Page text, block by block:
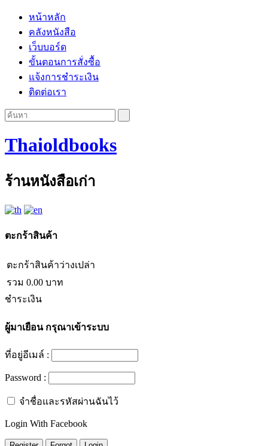
หน้าหลัก
คลังหนังสือ
เว็บบอร์ด
ขั้นตอนการสั่งซื้อ
แจ้งการชำระเงิน
ติดต่อเรา
Thaioldbooks
ร้านหนังสือเก่า
ตะกร้าสินค้า
ตะกร้าสินค้าว่างเปล่า
รวม 0.00 บาท
ชำระเงิน
ผู้มาเยือนกรุณาเข้าระบบ
ที่อยู่อีเมล์ :
Password :
จำชื่อและรหัสผ่านฉันไว้
Login With Facebook